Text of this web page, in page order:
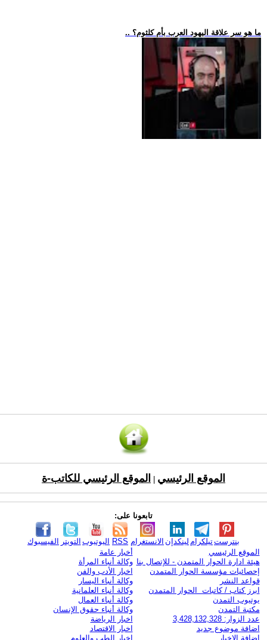
.. ما هو سر علاقة اليهود العرب بأم كلثوم؟
الموقع الرئيسي الموقع الرئيسي للكاتب-ة
تابعونا على:
الفيسبوك التويتر اليوتيوب RSS الانستغرام لينكدإن تيلكرامبنترست
الموقع الرئيسي
هيئة ادارة الحوار المتمدن - للإتصال بنا
إحصائيات مؤسسة الحوار المتمدن
قواعد النشر
ابرز كتاب / كاتبات الحوار المتمدن
يوتيوب التمدن
مكتبة التمدن
عدد الزوار: 3,428,132,328
اضافة موضوع جديد
اضافة الاخبار
أخبار عامة
وكالة أنباء المرأة
اخبار الأدب والفن
وكالة أنباء اليسار
وكالة أنباء العلمانية
وكالة أنباء العمال
وكالة أنباء حقوق الإنسان
اخبار الرياضة
اخبار الاقتصاد
اخبار الطب والعلوم